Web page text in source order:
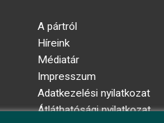
A pártról
Híreink
Médiatár
Impresszum
Adatkezelési nyilatkozat
Átláthatósági nyilatkozat